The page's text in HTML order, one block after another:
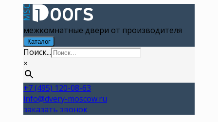
межкомнатные двери от производителя
Каталог
Поиск...
×
+7 (495) 120-08-63
info@dvery-moscow.ru
заказать звонок